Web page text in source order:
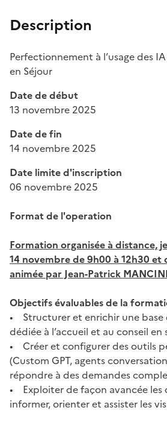
Description
Perfectionnement à l’usage des
en Séjour
Date de début
13 novembre 2025
Date de fin
14 novembre 2025
Date limite d'inscription
06 novembre 2025
Format de l'operation
Formation organisée à distance,
14 novembre de 9h00 à 12h30 et
animée par Jean-Patrick MANCINI
Objectifs évaluables de la
• Structurer et enrichir une base
dédiée à l’accueil et au conseil en
• Créer et configurer des outils
(Custom GPT, agents
répondre à des demandes
• Exploiter de façon avancée les
informer, orienter et assister les